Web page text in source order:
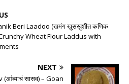
Beri Laadoo (खमंग खुसखुशीत कणिक
Crunchy Wheat Flour Laddus with
NEXT
सासव) – Goan